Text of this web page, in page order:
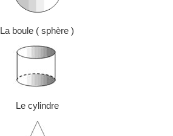
La boule ( sphère )
Le cylindre